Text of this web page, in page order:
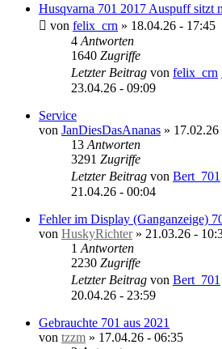
Husqvarna 701 2017 Auspuff sitzt
von felix_crn » 18.04.26 - 17:45
4 Antworten
1640 Zugriffe
Letzter Beitrag von felix_crn
23.04.26 - 09:09
Service
von JanDiesDasAnanas » 17.02.26
13 Antworten
3291 Zugriffe
Letzter Beitrag von Bert_701
21.04.26 - 00:04
Fehler im Display (Ganganzeige)
von HuskyRichter» 21.03.26 -
1 Antworten
2230 Zugriffe
Letzter Beitrag von Bert_701
20.04.26 - 23:59
Gebrauchte 701 aus 2021
von tzzm » 17.04.26 - 06:35